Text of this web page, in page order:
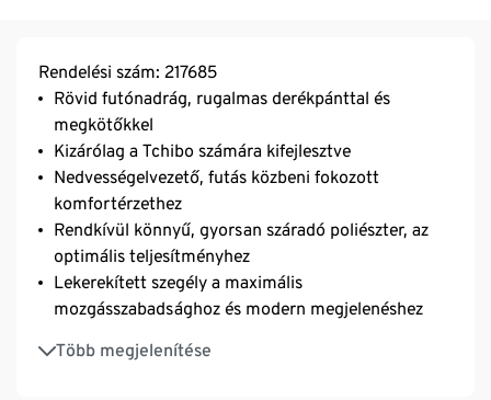
Rendelési szám: 217685
Rövid futónadrág, rugalmas derékpánttal és
megkötőkkel
Kizárólag a Tchibo számára kifejlesztve
Nedvességelvezető, futás közbeni fokozott
komfortérzethez
Rendkívül könnyű, gyorsan száradó poliészter, az
optimális teljesítményhez
Lekerekített szegély a maximális
mozgásszabadsághoz és modern megjelenéshez
Több megjelenítése
A derékpánt belsejében zseb, kulcs, aprópénz stb.
biztonságos elhelyezésére.